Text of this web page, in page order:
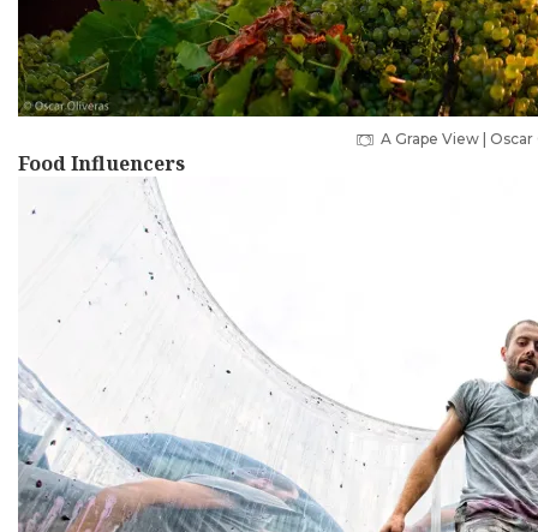
A Grape View | Oscar
Food Influencers